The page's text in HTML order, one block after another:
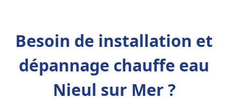
Besoin de installation et
dépannage chauffe eau
Nieul sur Mer ?